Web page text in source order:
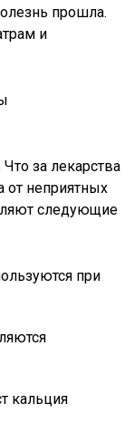
прошла.
и
Что за лекарства
от неприятных
следующие
при
кальция